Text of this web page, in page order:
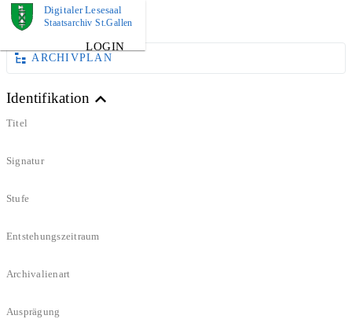
Digitaler Lesesaal
Staatsarchiv St.Gallen
LOGIN
DOKUMENT
ARCHIVPLAN
Identifikation
Titel
Signatur
Stufe
Entstehungszeitraum
Archivalienart
Ausprägung